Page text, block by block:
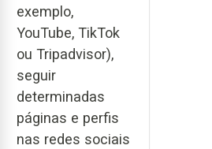
exemplo,
YouTube, TikTok
ou Tripadvisor),
seguir
determinadas
páginas e perfis
nas redes sociais